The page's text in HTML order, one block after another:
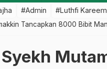
#Admin #Luthfi Kareem
Tancapkan 8000 Bibit